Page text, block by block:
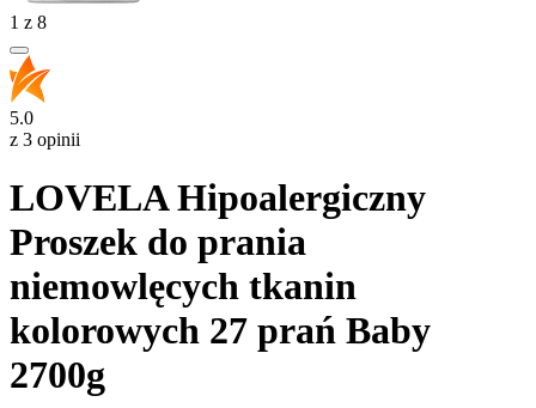
1 z 8
5.0
z 3 opinii
LOVELA Hipoalergiczny
Proszek do prania
niemowlęcych tkanin
kolorowych 27 prań Baby
2700g